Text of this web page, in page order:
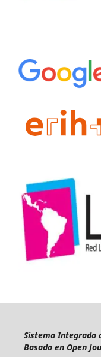
Sistema Integrado
Basado en Open